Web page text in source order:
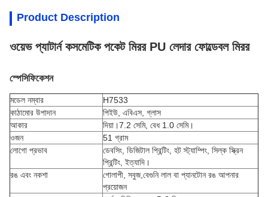
Product Description
ওয়েভ প্যাটার্ন কসমেটিক পকেট মিরর PU লেদার ফোল্ডেবল মিরর
স্পেসিফিকেশন
মডেল নম্বার
H7533
কাঠামোর উপাদান
পিইউ, এবিএস, গ্লাস
আকার
দিয়া।7.2 সেমি, বেধ 1.0 সেমি।
ওজন
51 গ্রাম
লোগো প্রভাব
ডেবসিং, ডিজিটাল প্রিন্টিং, হট স্ট্যাম্পিং, সিল্ক স্ক্রিন
প্রিন্টিং, ইত্যাদি।
রঙ এবং নকশা
গোলাপী, সবুজ,বেগুনি লাল বা প্যানটোন রঙ আপনার
প্রয়োজন